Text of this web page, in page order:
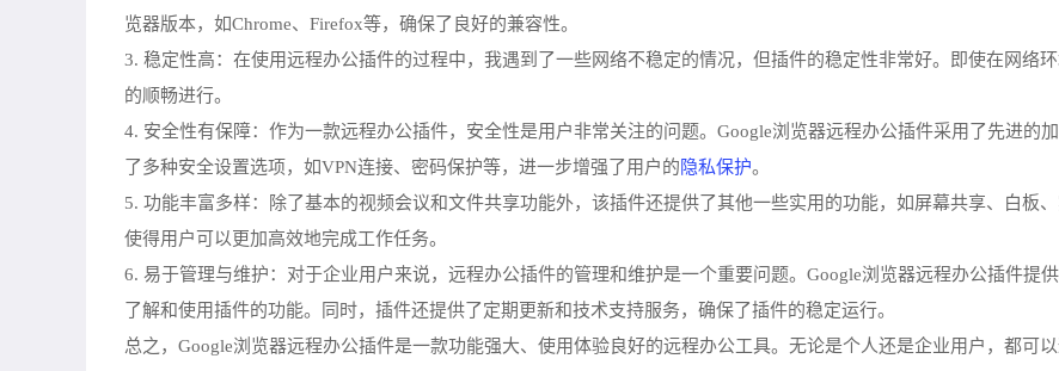
览器版本，如Chrome、Firefox等，确保了良好的兼容性。
3. 稳定性高：在使用远程办公插件的过程中，我遇到了一些网络不稳定的情况，但插件的稳定性非常好。即使在网络
的顺畅进行。
4. 安全性有保障：作为一款远程办公插件，安全性是用户非常关注的问题。Google浏览器远程办公插件采用了先进的
了多种安全设置选项，如VPN连接、密码保护等，进一步增强了用户的隐私保护。
5. 功能丰富多样：除了基本的视频会议和文件共享功能外，该插件还提供了其他一些实用的功能，如屏幕共享、白板
使得用户可以更加高效地完成工作任务。
6. 易于管理与维护：对于企业用户来说，远程办公插件的管理和维护是一个重要问题。Google浏览器远程办公插件提
了解和使用插件的功能。同时，插件还提供了定期更新和技术支持服务，确保了插件的稳定运行。
总之，Google浏览器远程办公插件是一款功能强大、使用体验良好的远程办公工具。无论是个人还是企业用户，都可